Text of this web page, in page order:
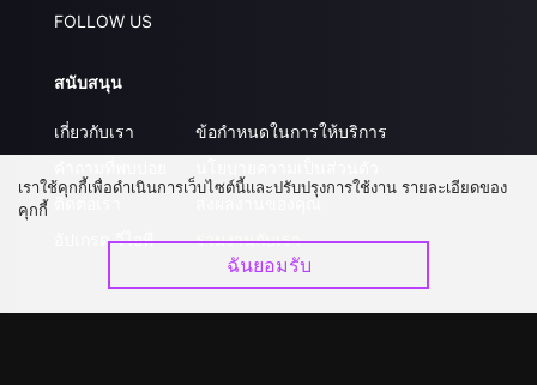
FOLLOW US
สนับสนุน
เกี่ยวกับเรา
ติดต่อเรา
อัปเกรด วีไอพี
ข้อกำหนดในการให้บริการ
ส่งผลงานของคุณ
ร่วมงานกับเรา
เราใช้คุกกี้เพื่อดำเนินการเว็บไซต์นี้และปรับปรุงการใช้งาน รายละเอียดของ
คุกกี้
ฉันยอมรับ